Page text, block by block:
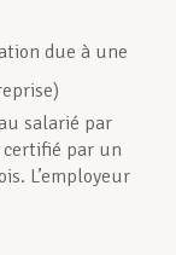
due à une
salarié par
par un
L’employeur